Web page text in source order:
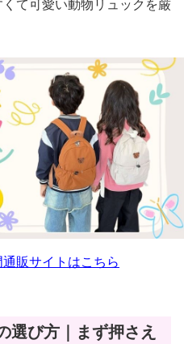
て可愛い動物リュックを厳
販サイトはこちら
選び方｜まず押さえ